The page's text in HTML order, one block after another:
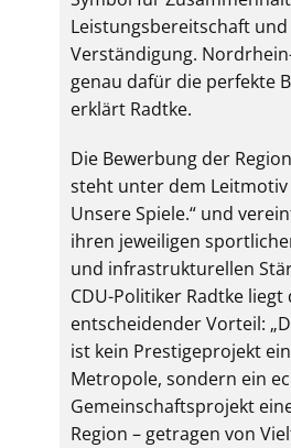
Leistungsbereitschaft
Verständigung.
genau dafür die perfekte
erklärt Radtke.
Die Bewerbung der
steht unter dem Leitmotiv
Unsere Spiele.“ und
ihren jeweiligen
und infrastrukturellen
CDU-Politiker Radtke liegt
entscheidender Vorteil:
ist kein Prestigeprojekt
Metropole, sondern ein
Gemeinschaftsprojekt
Region – getragen von